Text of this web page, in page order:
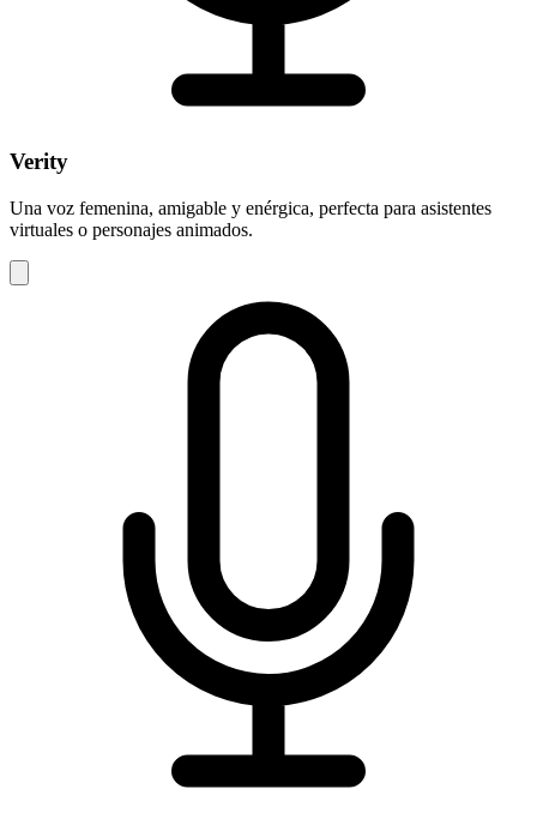
Verity
Una voz femenina, amigable y enérgica, perfecta para asistentes
virtuales o personajes animados.